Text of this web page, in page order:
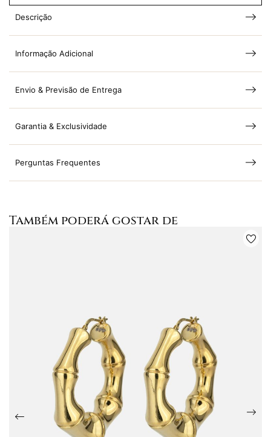
Descrição
Informação Adicional
Envio & Previsão de Entrega
Garantia & Exclusividade
Perguntas Frequentes
Também poderá gostar de